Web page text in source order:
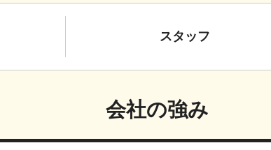
スタッフ
会社の強み